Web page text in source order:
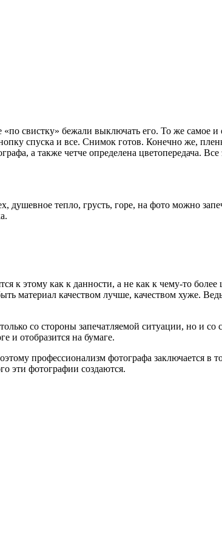
свистку» бежали выключать его. То же самое и
спуска и все. Снимок готов. Конечно же,
а также четче определена цветопередача. Все
душевное тепло, грусть, горе, на фото можно
к этому как к данности, а не как к чему-то более
материал качеством лучше, качеством хуже.
со стороны запечатляемой ситуации, но и со
и отобразится на бумаге.
профессионализм фотографа заключается в
эти фотографии создаются.